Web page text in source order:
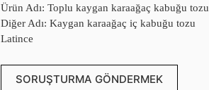
Ürün Adı: Toplu kaygan karaağaç kabuğu tozu
Diğer Adı: Kaygan karaağaç iç kabuğu tozu
Latince
SORUŞTURMA GÖNDERMEK